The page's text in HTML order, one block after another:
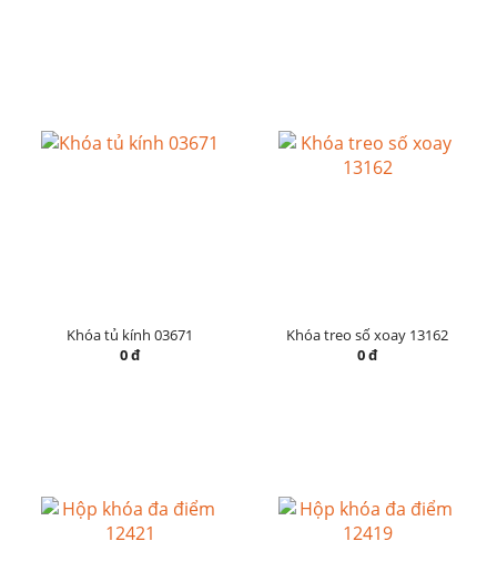
Khóa tủ kính 03671
0 đ
Khóa treo số xoay 13162
0 đ